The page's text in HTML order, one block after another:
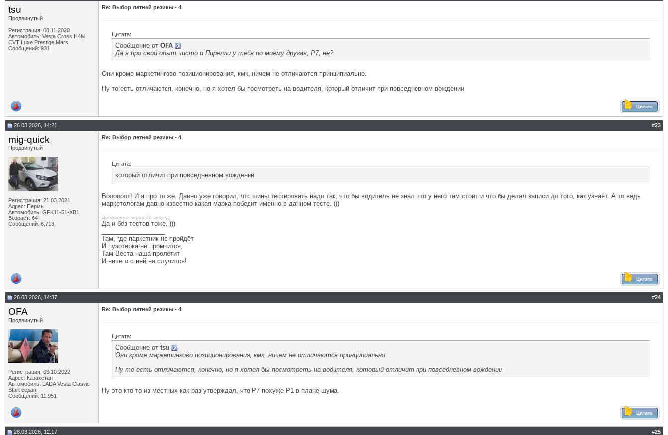
tsu
Продвинутый
Регистрация: 08.11.2020
Автомобиль: Vesta Cross H4M
CVT Luxe Prestige Mars
Сообщений: 931
Re: Выбор летней резины - 4
Цитата:
Сообщение от OFA
Да я про свой опыт чисто и Пирелли у тебя по моему другая, Р7, не?
Они кроме маркетингово позиционирования, кмк, ничем не отличаются принципиально.
Ну то есть отличаются, конечно, но я хотел бы посмотреть на водителя, который отличит при повседневном вождении
26.03.2026, 14:21 #23
mig-quick
Продвинутый
Регистрация: 21.03.2021
Адрес: Пермь
Автомобиль: GFK11-51-ХВ1
Возраст: 64
Сообщений: 6,713
Re: Выбор летней резины - 4
Цитата:
который отличит при повседневном вождении
Воооооот! И я про то же. Давно уже говорил, что шины тестировать надо так, что бы водитель не знал что у него там стоит и что бы делал записи до того, как узнает. А то ведь
маркетологам давно известно какая марка победит именно в данном тесте. )))
Добавлено через 36 секунд
Да и без тестов тоже. )))
Там, где паркетник не пройдёт
И пузотёрка не промчится,
Там Веста наша пролетит
И ничего с ней не случится!
26.03.2026, 14:37 #24
OFA
Продвинутый
Регистрация: 03.10.2022
Адрес: Казахстан
Автомобиль: LADA Vesta Classic
Start седан
Сообщений: 11,951
Re: Выбор летней резины - 4
Цитата:
Сообщение от tsu
Они кроме маркетингово позиционирования, кмк, ничем не отличаются принципиально.
Ну то есть отличаются, конечно, но я хотел бы посмотреть на водителя, который отличит при повседневном вождении
Ну это кто-то из местных как раз утверждал, что Р7 похуже Р1 в плане шума.
28.03.2026, 12:17 #25